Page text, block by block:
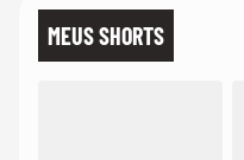
MEUS SHORTS